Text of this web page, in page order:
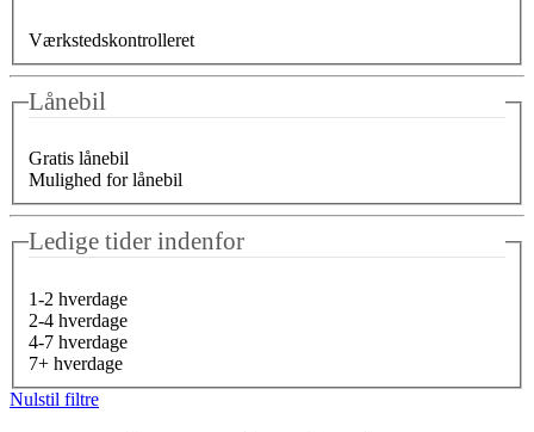
Værkstedskontrolleret
Lånebil
Gratis lånebil
Mulighed for lånebil
Ledige tider indenfor
1-2 hverdage
2-4 hverdage
4-7 hverdage
7+ hverdage
Nulstil filtre